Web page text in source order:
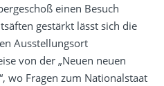
einen Besuch
gestärkt lässt sich die
Ausstellungsort
von der „Neuen neuen
wo Fragen zum Nationalstaat